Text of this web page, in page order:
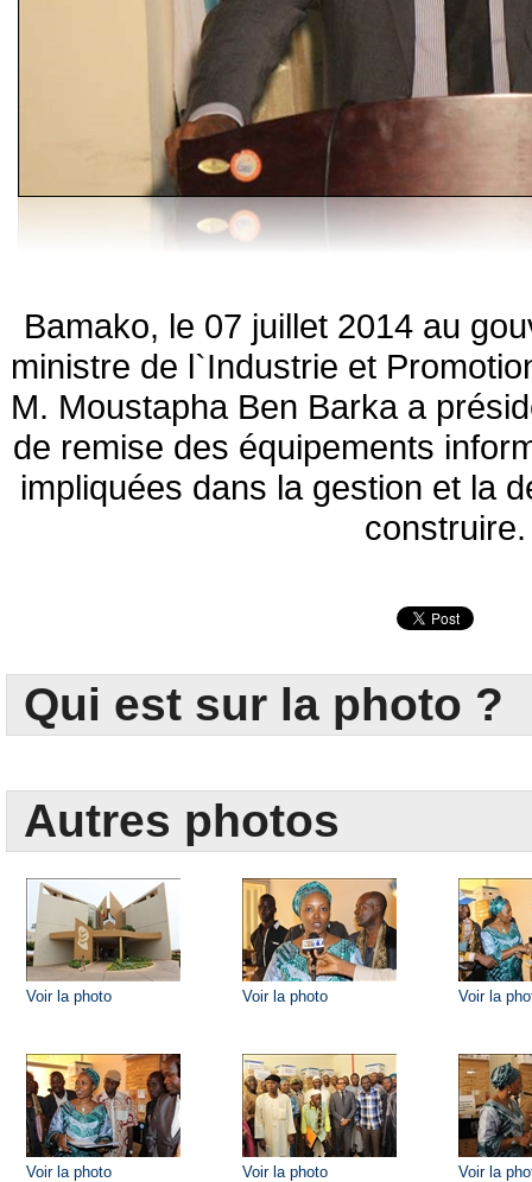
Bamako, le 07 juillet 2014 au
ministre de l`Industrie et
M. Moustapha Ben Barka a
de remise des équipements
impliquées dans la gestion et la
construire.
Qui est sur la photo ?
Autres photos
Voir la photo Voir la photo Voir la
Voir la photo Voir la photo Voir la